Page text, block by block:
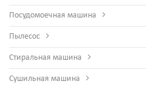
Посудомоечная машина
Пылесос
Стиральная машина
Сушильная машина